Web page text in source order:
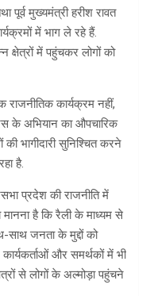
पूर्व मुख्यमंत्री हरीश रावत
में भाग ले रहे हैं.
क्षेत्रों में पहुंचकर लोगों को
कार्यक्रम नहीं,
के अभियान का औपचारिक
भागीदारी सुनिश्चित करने
है.
प्रदेश की राजनीति में
है कि रैली के माध्यम से
जनता के मुद्दों को
और समर्थकों में भी
से लोगों के अल्मोड़ा पहुंचने